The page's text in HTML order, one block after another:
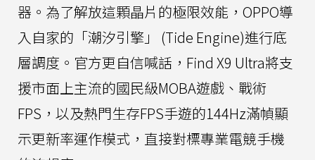
器。為了解放這顆晶片的極限效能，OPPO導
入自家的「潮汐引擎」 (Tide Engine)進行底
層調度。官方更自信喊話，Find X9 Ultra將支
援市面上主流的國民級MOBA遊戲、戰術
FPS，以及熱門生存FPS手遊的144Hz滿幀顯
示更新率運作模式，直接對標專業電競手機